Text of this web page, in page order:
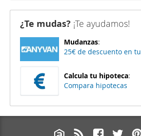
¿Te mudas? ¡Te ayudamos!
Mudanzas:
25€ de descuento en
Calcula tu hipoteca:
Compara hipotecas